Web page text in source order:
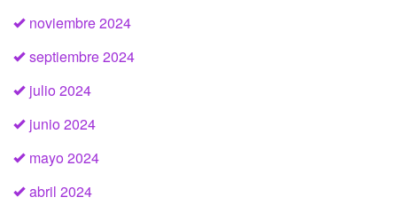
noviembre 2024
septiembre 2024
julio 2024
junio 2024
mayo 2024
abril 2024